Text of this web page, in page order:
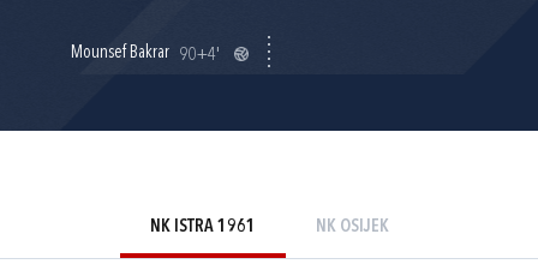
Mounsef Bakrar 90+4'
NK ISTRA 1961 NK OSIJEK